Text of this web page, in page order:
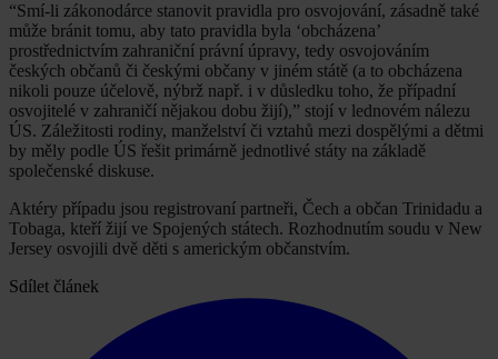
“Smí-li zákonodárce stanovit pravidla pro osvojování, zásadně také
může bránit tomu, aby tato pravidla byla ‘obcházena’
prostřednictvím zahraniční právní úpravy, tedy osvojováním
českých občanů či českými občany v jiném státě (a to obcházena
nikoli pouze účelově, nýbrž např. i v důsledku toho, že případní
osvojitelé v zahraničí nějakou dobu žijí),” stojí v lednovém nálezu
ÚS. Záležitosti rodiny, manželství či vztahů mezi dospělými a dětmi
by měly podle ÚS řešit primárně jednotlivé státy na základě
společenské diskuse.
Aktéry případu jsou registrovaní partneři, Čech a občan Trinidadu a
Tobaga, kteří žijí ve Spojených státech. Rozhodnutím soudu v New
Jersey osvojili dvě děti s americkým občanstvím.
Sdílet článek